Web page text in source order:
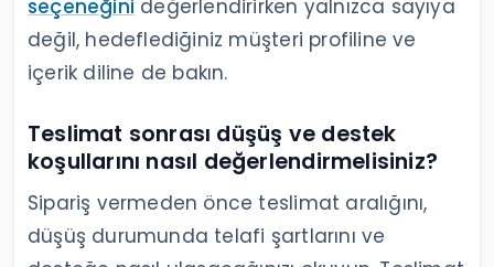
tek başına çözmez.
Kademeli teslimat neden daha
Tek seferde oluşan hareket ile saatlere veya
değerlendirilemez. Kademeli teslimat, içerik
yayınlarını ve sonuçları daha rahat